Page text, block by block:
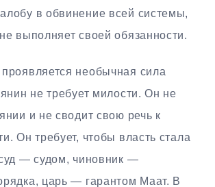
в обвинение всей системы,
выполняет своей обязанности.
необычная сила
не требует милости. Он не
и не сводит свою речь к
Он требует, чтобы власть стала
— судом, чиновник —
царь — гарантом Маат. В